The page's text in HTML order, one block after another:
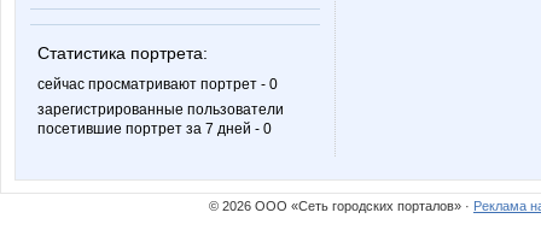
Статистика портрета:
сейчас просматривают портрет - 0
зарегистрированные пользователи
посетившие портрет за 7 дней - 0
© 2026 ООО «Сеть городских порталов» · Реклама